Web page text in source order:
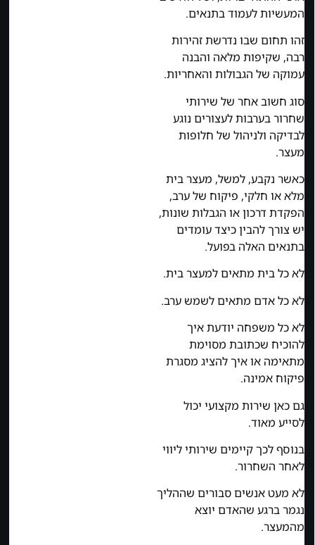
המעשיות לעמוד בתנאים.
זהו תחום שבו נדרשת זהירות
רבה, שקיפות מלאה והבנה
עמוקה של הגבולות והאחריות.
סוג חשוב אחר של שירותי
שחרור בערבות לעצורים נוגע
לבדיקה ולניהול של חלופות
מעצר.
כאשר נקבע, למשל, מעצר בית
מלא או חלקי, פיקוח של ערב,
הפקדת דרכון או הגבלות שונות,
יש צורך להבין כיצד עומדים
בתנאים האלה בפועל.
לא כל בית מתאים למעצר בית.
לא כל אדם מתאים לשמש ערב.
לא כל משפחה יודעת איך
להוכיח שכתובת מסוימת
מתאימה או איך להציג מסגרת
פיקוח אמינה.
גם כאן שירות מקצועי יכול
לסייע מאוד.
בנוסף לכך קיימים שירותי ליווי
לאחר השחרור.
לא מעט אנשים סבורים שההליך
נגמר ברגע שהאדם יוצא
מהמעצר.